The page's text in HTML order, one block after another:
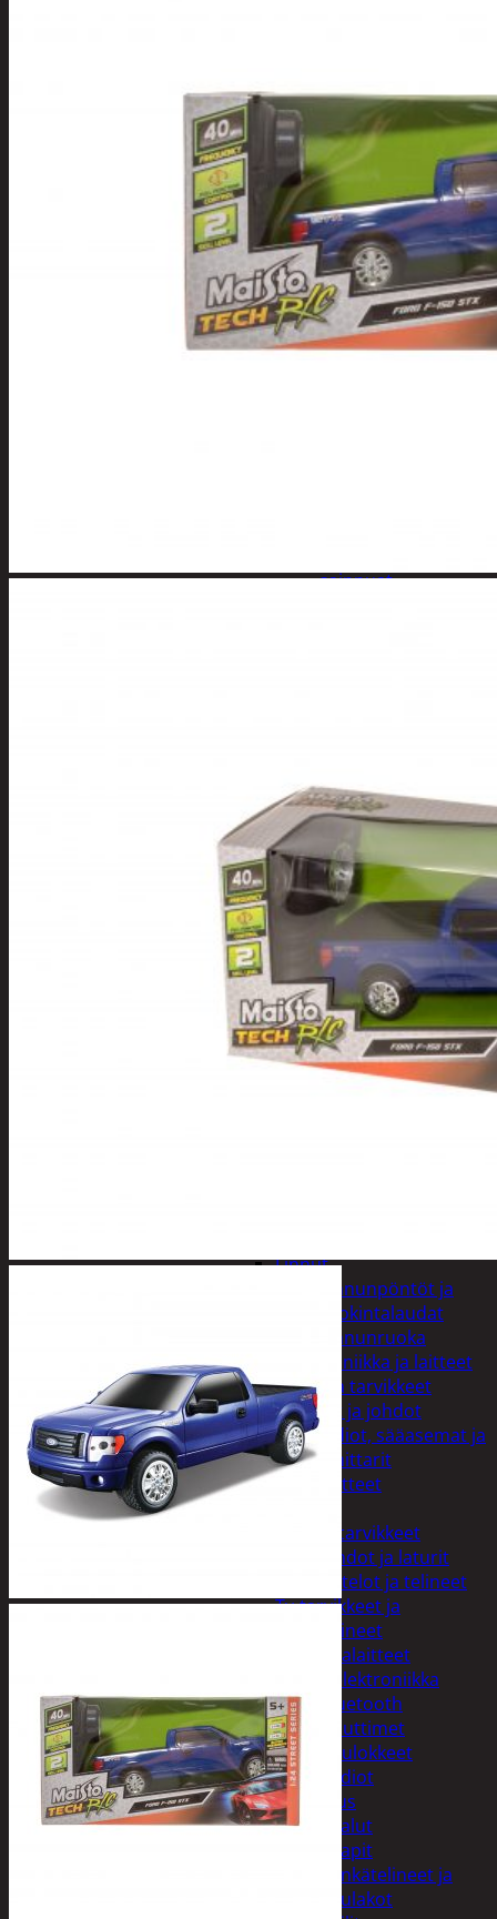
Hiustenhoito
Hiusharjat ja
Hiuspinnit ja
lenkit
Hiusvärit
Hiusten ja
Hammashygienia
tuotteet
Kosmetiikka
saippuat
Kuivaus
Pesuaineet
Pesupussit
Siivous
Liinat ja sienet
Mopit, harjat ja
varret
Muut
siivoustarvikkeet
Roskapussit ja -
astiat
Sankot
Linnut
Linnunpöntöt ja
ruokintalaudat
Linnunruoka
Kodin elektroniikka ja laitteet
Imurit ja tarvikkeet
Kaapelit ja johdot
Kelloradiot, sääasemat ja
lämpömittarit
Oheislaitteet
Puhelintarvikkeet
Johdot ja laturit
Kotelot ja telineet
Tv-tarvikkeet ja
seinätelineet
Varavirtalaitteet
Viihde-elektroniikka
Bluetooth
kaiuttimet
Kuulokkeet
Radiot
Koti ja sisustus
Huonekalut
Kaapit
Kenkätelineet ja
naulakot